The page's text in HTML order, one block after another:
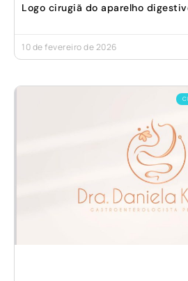
Logo cirugiã do aparelho
10 de fevereiro de 2026